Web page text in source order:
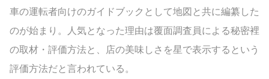
車の運転者向けのガイドブックとして地図と共に編纂した
のが始まり。人気となった理由は覆面調査員による秘密裡
の取材・評価方法と、店の美味しさを星で表示するという
評価方法だと言われている。